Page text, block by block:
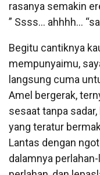
rasanya semakin
” Ssss… ahhhh…
Begitu cantiknya
mempunyaimu,
langsung cuma
Amel bergerak,
sesaat tanpa
yang teratur
Lantas dengan
dalamnya